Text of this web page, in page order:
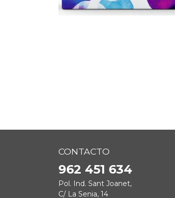
CONTACTO
962 451 634
Pol. Ind. Sant Joanet,
C/ La Senia, 14